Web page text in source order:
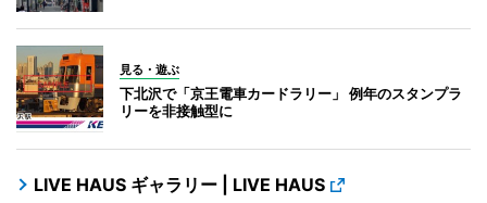
見る・遊ぶ
下北沢で「京王電車カードラリー」 例年のスタンプラ
リーを非接触型に
LIVE HAUS ギャラリー | LIVE HAUS